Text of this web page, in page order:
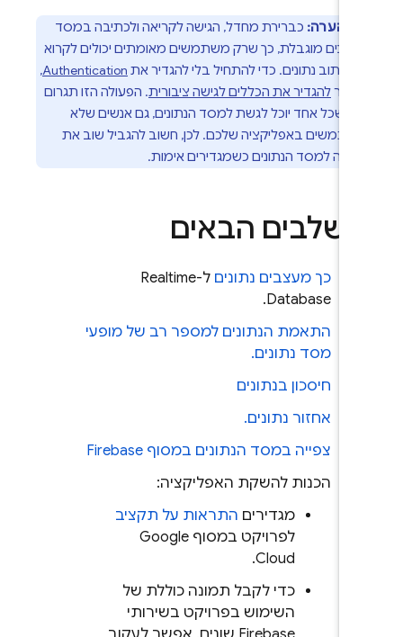
כברירת מחדל, הגישה לקריאה ולכתיבה במסד
הנתונים מוגבלת, כך שרק משתמשים מאומתים יכולים לקרוא
או לכתוב נתונים. כדי להתחיל בלי להגדיר אתAuthentication
,
להגדיר את הכללים לגישה ציבורית. הפעולה הזו תגרום
לכך שכל אחד יוכל לגשת למסד הנתונים, גם אנשים שלא
משתמשים באפליקציה שלכם. לכן, חשוב להגביל שוב את
הגישה למסד הנתונים כשמגדירים אימות.
השלבים הבאים
כך מעצבים נתוניםל-Realtime
Database
.
התאמת הנתונים למספר רב של מופעי
מסד נתונים.
חיסכון בנתונים
אחזור נתונים.
צפייה במסד הנתונים במסוףFirebase
הכנות להשקת האפליקציה:
מגדיריםהתראות על תקציב
לפרויקט במסוףGoogle
Cloud
.
כדי לקבל תמונה כוללת של
השימוש בפרויקט בשירותי